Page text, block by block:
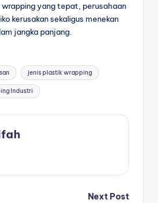
wrapping yang tepat, perusahaan
kerusakan sekaligus menekan
jangka panjang.
jenis plastik wrapping
Industri
Next Post